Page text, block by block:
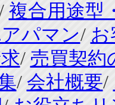
複合用途型
パマン/ お
/ 売買契約
/ 会社概要/